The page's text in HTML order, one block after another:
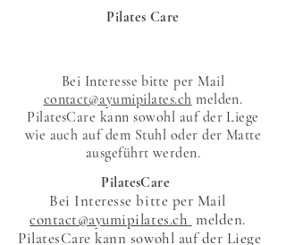
Pilates Care
Bei Interesse bitte per Mail
contact@ayumipilates.ch melden.
PilatesCare kann sowohl auf der Liege
wie auch auf dem Stuhl oder der Matte
ausgeführt werden.
PilatesCare
Bei Interesse bitte per Mail
contact@ayumipilates.ch melden.
PilatesCare kann sowohl auf der Liege